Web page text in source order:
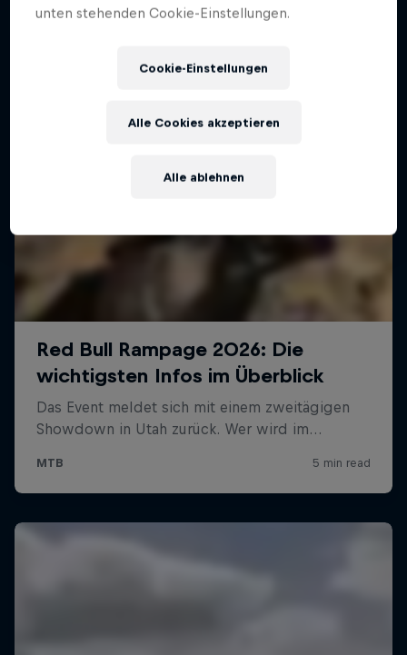
unten stehenden Cookie-Einstellungen.
Cookie-Einstellungen
Alle ablehnen
Alle Cookies akzeptieren